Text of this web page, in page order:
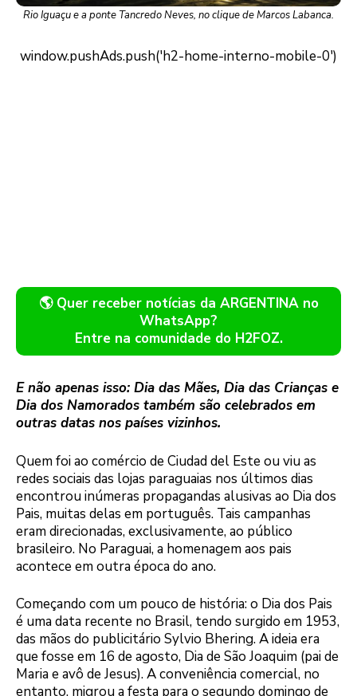
Rio Iguaçu e a ponte Tancredo Neves, no clique de Marcos Labanca.
🌎 Quer receber notícias da ARGENTINA no
WhatsApp?
Entre na comunidade do H2FOZ.
E não apenas isso: Dia das Mães, Dia das Crianças e
Dia dos Namorados também são celebrados em
outras datas nos países vizinhos.
Quem foi ao comércio de Ciudad del Este ou viu as
redes sociais das lojas paraguaias nos últimos dias
encontrou inúmeras propagandas alusivas ao Dia dos
Pais, muitas delas em português. Tais campanhas
eram direcionadas, exclusivamente, ao público
brasileiro. No Paraguai, a homenagem aos pais
acontece em outra época do ano.
Começando com um pouco de história: o Dia dos Pais
é uma data recente no Brasil, tendo surgido em 1953,
das mãos do publicitário Sylvio Bhering. A ideia era
que fosse em 16 de agosto, Dia de São Joaquim (pai de
Maria e avô de Jesus). A conveniência comercial, no
entanto, migrou a festa para o segundo domingo de